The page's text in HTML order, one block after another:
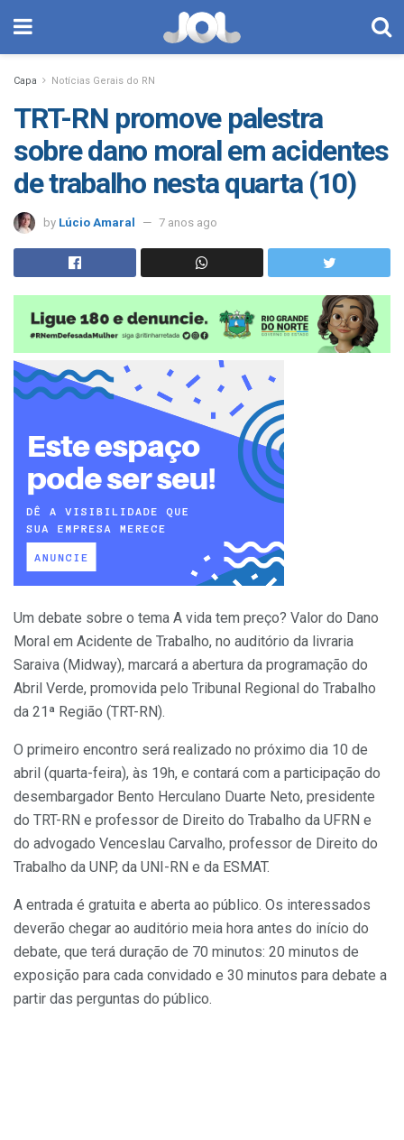
Capa Notícias Gerais do RN
TRT-RN promove palestra
sobre dano moral em acidentes
de trabalho nesta quarta (10)
by Lúcio Amaral 7 anos ago
Um debate sobre o tema A vida tem preço? Valor do Dano
Moral em Acidente de Trabalho, no auditório da livraria
Saraiva (Midway), marcará a abertura da programação do
Abril Verde, promovida pelo Tribunal Regional do Trabalho
da 21ª Região (TRT-RN).
O primeiro encontro será realizado no próximo dia 10 de
abril (quarta-feira), às 19h, e contará com a participação do
desembargador Bento Herculano Duarte Neto, presidente
do TRT-RN e professor de Direito do Trabalho da UFRN e
do advogado Venceslau Carvalho, professor de Direito do
Trabalho da UNP, da UNI-RN e da ESMAT.
A entrada é gratuita e aberta ao público. Os interessados
deverão chegar ao auditório meia hora antes do início do
debate, que terá duração de 70 minutos: 20 minutos de
exposição para cada convidado e 30 minutos para debate a
partir das perguntas do público.